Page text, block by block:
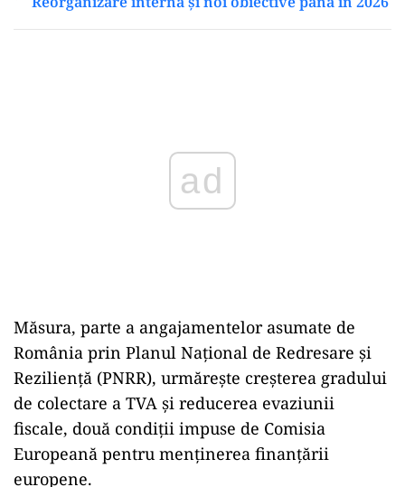
Măsura, parte a angajamentelor asumate de
România prin Planul Național de Redresare și
Reziliență (PNRR), urmărește creșterea gradului
de colectare a TVA și reducerea evaziunii
fiscale, două condiții impuse de Comisia
Europeană pentru menținerea finanțării
europene.